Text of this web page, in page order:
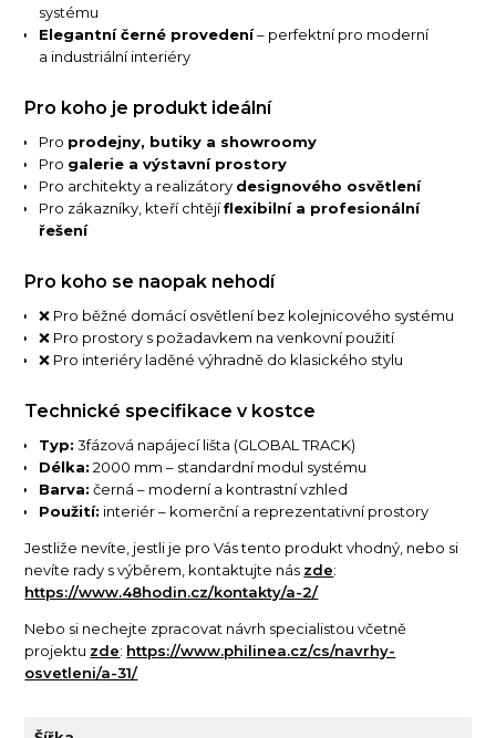
systému
Elegantní černé provedení– perfektní pro moderní
a industriální interiéry
Pro koho je produkt ideální
Pro prodejny, butiky a showroomy
Pro galerie a výstavní prostory
Pro architekty a realizátory designového osvětlení
Pro zákazníky, kteří chtějíflexibilní a profesionální
řešení
Pro koho se naopak nehodí
❌ Pro běžné domácí osvětlení bez kolejnicového systému
❌ Pro prostory s požadavkem na venkovní použití
❌ Pro interiéry laděné výhradně do klasického stylu
Technické specifikace v kostce
Typ: 3fázová napájecí lišta (GLOBAL TRACK)
Délka: 2000 mm – standardní modul systému
Barva: černá – moderní a kontrastní vzhled
Použití: interiér – komerční a reprezentativní prostory
Jestliže nevíte, jestli je pro Vás tento produkt vhodný, nebo si
nevíte rady s výběrem, kontaktujte nás zde:
https://www.48hodin.cz/kontakty/a-2/
Nebo si nechejte zpracovat návrh specialistou včetně
projektu zde: https://www.philinea.cz/cs/navrhy-
osvetleni/a-31/